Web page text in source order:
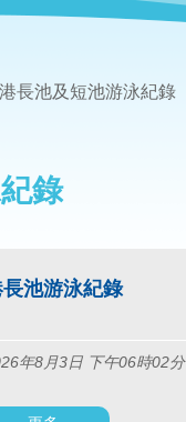
長池及短池游泳紀錄
錄
池游泳紀錄
年8月3日 下午06時02分